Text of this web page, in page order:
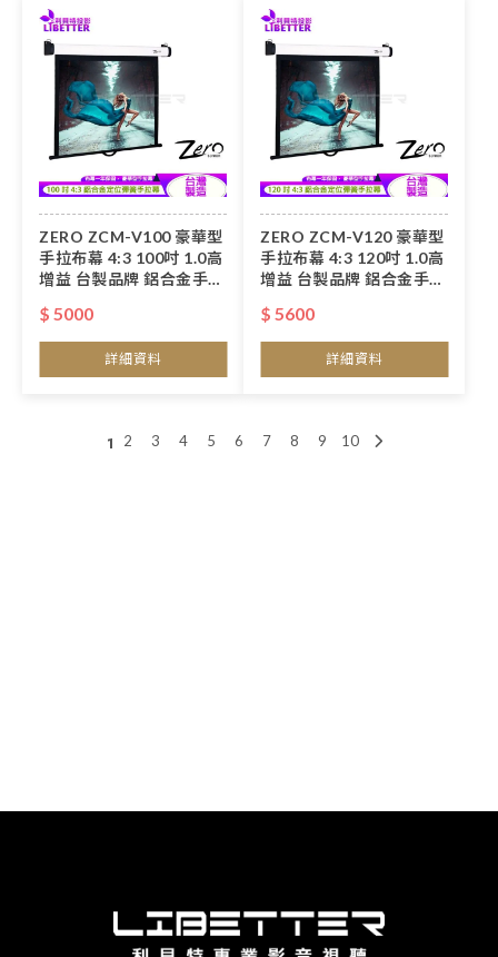
ZERO ZCM-V100 豪華型
手拉布幕 4:3 100吋 1.0高
增益 台製品牌 鋁合金手拉
$ 5000
詳細資料
ZERO ZCM-V120 豪華型
手拉布幕 4:3 120吋 1.0高
增益 台製品牌 鋁合金手拉
$ 5600
詳細資料
1 2 3 4 5 6 7 8 9 10